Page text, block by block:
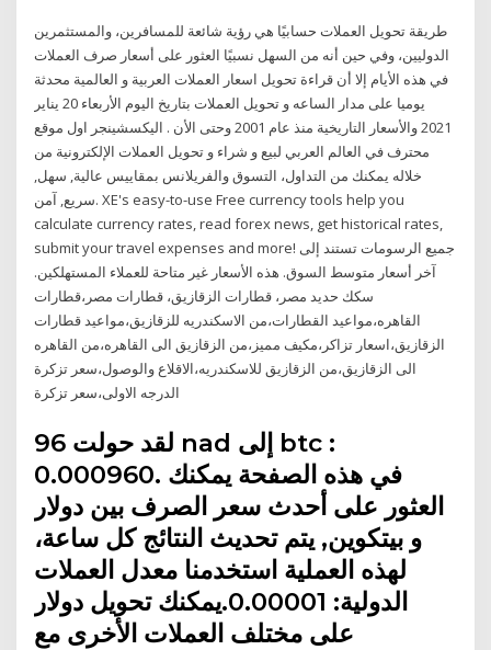
طريقة تحويل العملات حسابيًا هي رؤية شائعة للمسافرين، والمستثمرين
الدوليين، وفي حين أنه من السهل نسبيًا العثور على أسعار صرف العملات
في هذه الأيام إلا أن قراءة تحويل اسعار العملات العربية و العالمية محدثة
يوميا على مدار الساعه و تحويل العملات بتاريخ اليوم الأربعاء 20 يناير
2021 والأسعار التاريخية منذ عام 2001 وحتى الأن . اليكسشينجر اول موقع
محترف في العالم العربي لبيع و شراء و تحويل العملات الإلكترونية من
خلاله يمكنك من التداول، التسوق والفريلانس بمقاييس عالية, سهل,
سريع, آمن. XE's easy-to-use Free currency tools help you
calculate currency rates, read forex news, get historical rates,
submit your travel expenses and more! جميع الرسومات تستند إلى
آخر أسعار متوسط السوق. هذه الأسعار غير متاحة للعملاء المستهلكين.
سكك حديد مصر، قطارات الزقازيق، قطارات مصر،قطارات
القاهره،مواعيد القطارات،من الاسكندريه للزقازيق،مواعيد قطارات
الزقازيق،اسعار تزاكر،مكيف مميز،من الزقازيق الى القاهره،من القاهره
الى الزقازيق،من الزقازيق للاسكندريه،الاقلاع والوصول،سعر تزكرة
الدرجه الاولى،سعر تزكرة
لقد حولت 96 nad إلى btc :
0.000960. في هذه الصفحة يمكنك
العثور على أحدث سعر الصرف بين دولار
و بيتكوين, يتم تحديث النتائج كل ساعة،
لهذه العملية استخدمنا معدل العملات
الدولية: 0.00001.يمكنك تحويل دولار
على مختلف العملات الأخرى مع